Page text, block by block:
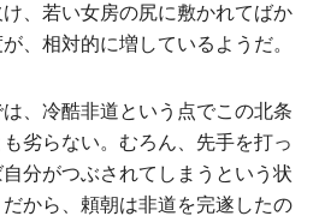
、若い女房の尻に敷かれてばか
、相対的に増しているようだ。
、冷酷非道という点でこの北条
劣らない。むろん、先手を打っ
分がつぶされてしまうという状
から、頼朝は非道を完遂したの